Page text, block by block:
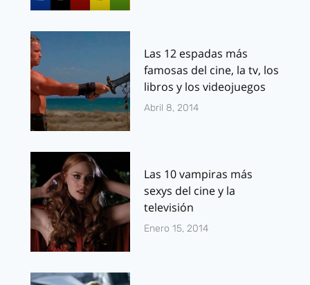
Las 12 espadas más
famosas del cine, la tv, los
libros y los videojuegos
Abril 8, 2014
Las 10 vampiras más
sexys del cine y la
televisión
Enero 15, 2014